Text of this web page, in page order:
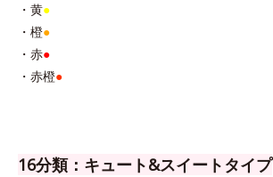
・黄●
・橙●
・赤●
・赤橙●
16分類：キュート&スイートタイプ